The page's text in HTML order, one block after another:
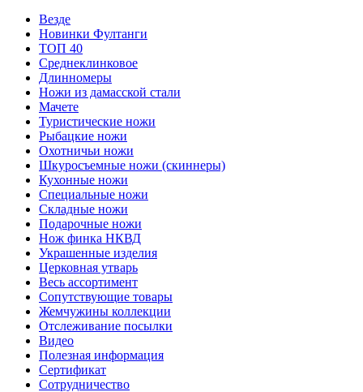
Везде
Новинки Фултанги
ТОП 40
Среднеклинковое
Длинномеры
Ножи из дамасской стали
Мачете
Туристические ножи
Рыбацкие ножи
Охотничьи ножи
Шкуросъемные ножи (скиннеры)
Кухонные ножи
Специальные ножи
Складные ножи
Подарочные ножи
Нож финка НКВД
Украшенные изделия
Церковная утварь
Весь ассортимент
Сопутствующие товары
Жемчужины коллекции
Отслеживание посылки
Видео
Полезная информация
Сертификат
Сотрудничество